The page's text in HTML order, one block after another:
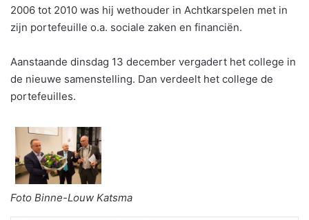
2006 tot 2010 was hij wethouder in Achtkarspelen met in
zijn portefeuille o.a. sociale zaken en financiën.
Aanstaande dinsdag 13 december vergadert het college in
de nieuwe samenstelling. Dan verdeelt het college de
portefeuilles.
Foto Binne-Louw Katsma